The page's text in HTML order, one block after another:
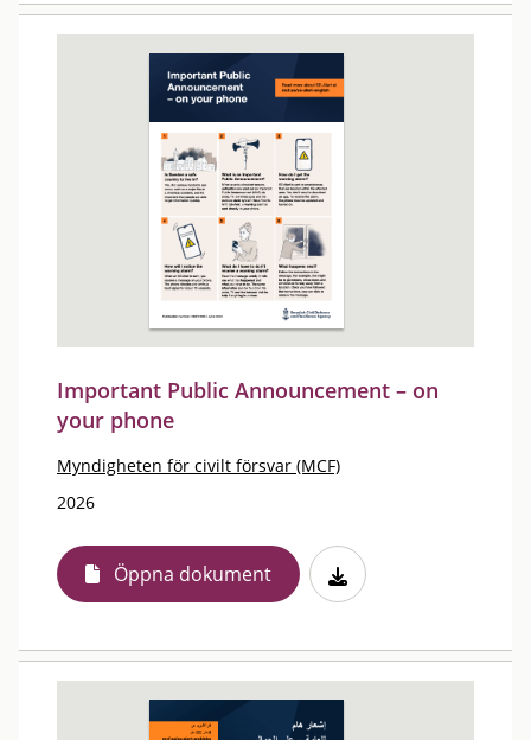
Important Public Announcement – on
your phone
Myndigheten för civilt försvar (MCF)
2026
Öppna dokument